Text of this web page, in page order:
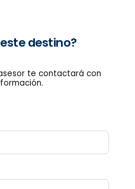
destino?
te contactará con